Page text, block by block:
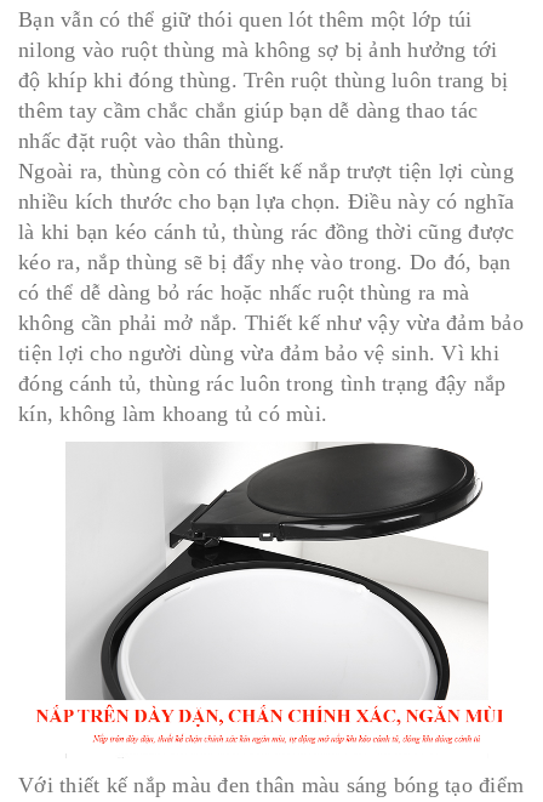
Bạn vẫn có thể giữ thói quen lót thêm một lớp túi
nilong vào ruột thùng mà không sợ bị ảnh hưởng tới
độ khíp khi đóng thùng. Trên ruột thùng luôn trang bị
thêm tay cầm chắc chắn giúp bạn dễ dàng thao tác
nhấc đặt ruột vào thân thùng.
Ngoài ra, thùng còn có thiết kế nắp trượt tiện lợi cùng
nhiều kích thước cho bạn lựa chọn. Điều này có nghĩa
là khi bạn kéo cánh tủ, thùng rác đồng thời cũng được
kéo ra, nắp thùng sẽ bị đẩy nhẹ vào trong. Do đó, bạn
có thể dễ dàng bỏ rác hoặc nhấc ruột thùng ra mà
không cần phải mở nắp. Thiết kế như vậy vừa đảm bảo
tiện lợi cho người dùng vừa đảm bảo vệ sinh. Vì khi
đóng cánh tủ, thùng rác luôn trong tình trạng đậy nắp
kín, không làm khoang tủ có mùi.
Với thiết kế nắp màu đen thân màu sáng bóng tạo điểm